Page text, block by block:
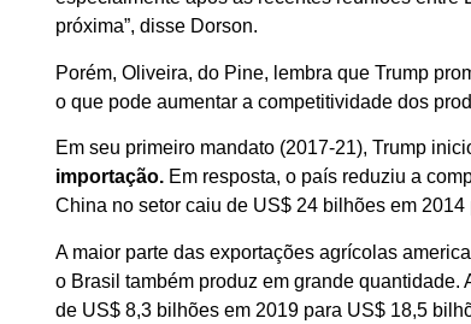
próxima”, disse Dorson.
Porém, Oliveira, do Pine, lembra que Trump
o que pode aumentar a competitividade dos
Em seu primeiro mandato (2017-21), Trump
importação. Em resposta, o país reduziu a
China no setor caiu de US$ 24 bilhões em
A maior parte das exportações agrícolas
o Brasil também produz em grande
de US$ 8,3 bilhões em 2019 para US$ 18,5